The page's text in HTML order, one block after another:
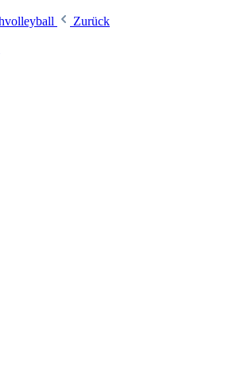
Zurück